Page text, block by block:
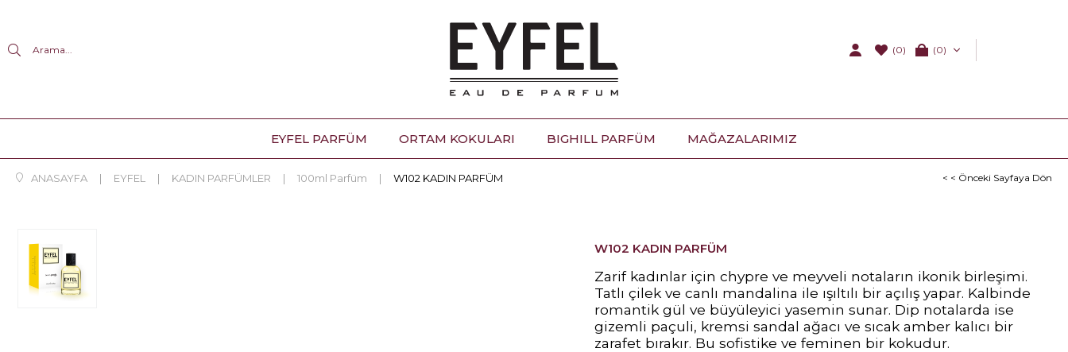
Arama... (0) 0
EYFEL PARFÜM ORTAM KOKULARI BIGHILL PARFÜM MAĞAZALARIMIZ
ANASAYFA EYFEL KADIN PARFÜMLER 100ml Parfüm W102 KADIN PARFÜM < < Önceki Sayfaya Dön
W102 KADIN PARFÜM
Zarif kadınlar için chypre ve meyveli notaların ikonik birleşimi.
Tatlı çilek ve canlı mandalina ile ışıltılı bir açılış yapar. Kalbinde
romantik gül ve büyüleyici yasemin sunar. Dip notalarda ise
gizemli paçuli, kremsi sandal ağacı ve sıcak amber kalıcı bir
zarafet bırakır. Bu sofistike ve feminen bir kokudur.